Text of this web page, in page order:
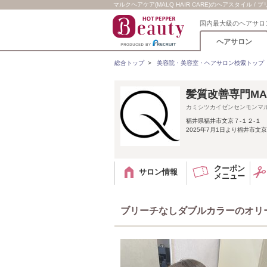
マルクヘアケア(MALQ HAIR CARE)のヘアスタイル /
国内最大級のヘアサ
ヘアサロン
総合トップ> 美容院・美容室・ヘアサロン検索トップ
髪質改善専門
カミシツカイゼンセンモンマ
福井県福井市文京７-１２-１
2025年7月1日より福井市文
サロン情報
クーポン
メニュー
ブリーチなしダブルカラーのオリ